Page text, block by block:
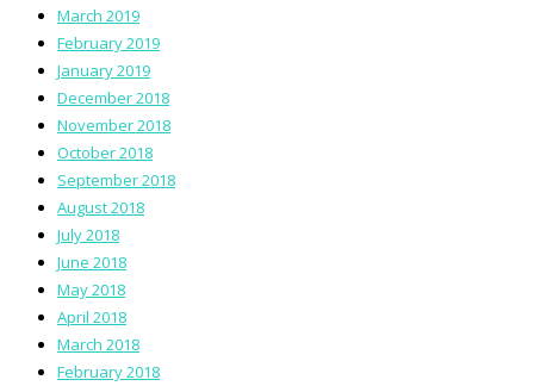
March 2019
February 2019
January 2019
December 2018
November 2018
October 2018
September 2018
August 2018
July 2018
June 2018
May 2018
April 2018
March 2018
February 2018